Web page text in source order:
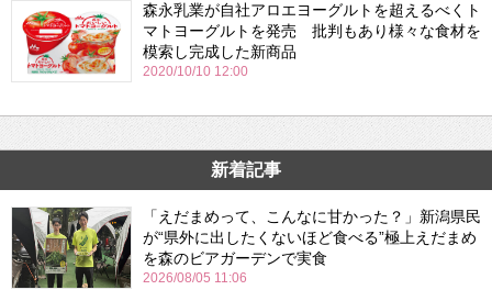
森永乳業が自社アロエヨーグルトを超えるべくト
マトヨーグルトを発売 批判もあり様々な食材を
模索し完成した新商品
2020/10/10 12:00
新着記事
「えだまめって、こんなに甘かった？」新潟県民
が“県外に出したくないほど食べる”極上えだまめ
を森のビアガーデンで実食
2026/08/05 11:06